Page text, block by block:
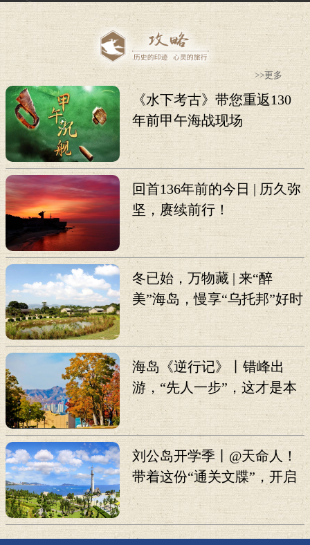
>>更多
《水下考古》带您重返130
年前甲午海战现场
回首136年前的今日 | 历久弥
坚，赓续前行！
冬已始，万物藏 | 来“醉
美”海岛，慢享“乌托邦”好时
光
海岛《逆行记》丨错峰出
游，“先人一步”，这才是本
地人真心推荐的打卡攻略！
刘公岛开学季丨@天命人！
带着这份“通关文牒”，开启
《黑神话：悟空》线下副
本！